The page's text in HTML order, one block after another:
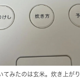
てみたのは玄米。炊き上が